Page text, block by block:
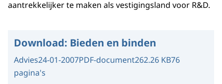
aantrekkelijker te maken als vestigingsland voor R&D.
Download: Bieden en binden
Advies24-01-2007PDF-document262.26 KB76
pagina's